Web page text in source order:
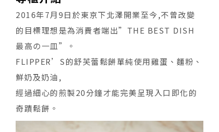
2016年7月9日於東京下北澤開業至今,不曾改變
的目標理想是為消費者端出”THE BEST DISH
最高の一皿”。
FLIPPER’S的舒芙蕾鬆餅單純使用雞蛋、麵粉、
鮮奶及奶油,
經過細心的煎製20分鐘才能完美呈現入口即化的
奇蹟鬆餅。